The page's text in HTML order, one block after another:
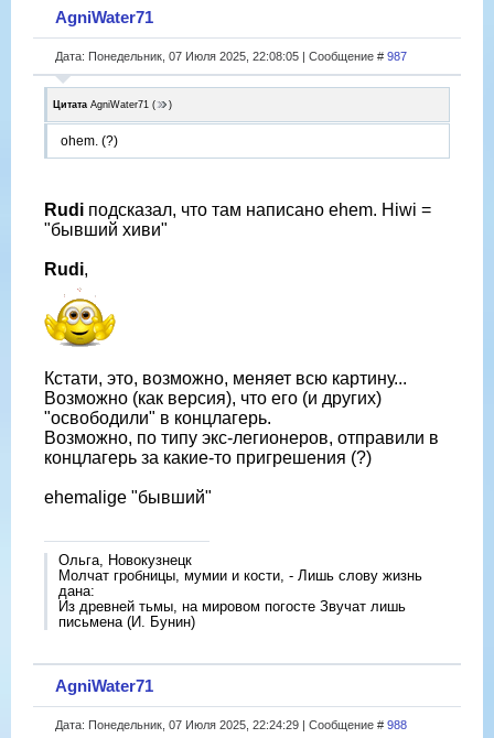
AgniWater71
Дата: Понедельник, 07 Июля 2025, 22:08:05 | Сообщение # 987
Цитата AgniWater71 ( )
ohem. (?)
Rudi подсказал, что там написано ehem. Hiwi =
"бывший хиви"
Rudi,
Кстати, это, возможно, меняет всю картину...
Возможно (как версия), что его (и других)
"освободили" в концлагерь.
Возможно, по типу экс-легионеров, отправили в
концлагерь за какие-то пригрешения (?)
ehemalige "бывший"
Ольга, Новокузнецк
Молчат гробницы, мумии и кости, - Лишь слову жизнь
дана:
Из древней тьмы, на мировом погосте Звучат лишь
письмена (И. Бунин)
AgniWater71
Дата: Понедельник, 07 Июля 2025, 22:24:29 | Сообщение # 988